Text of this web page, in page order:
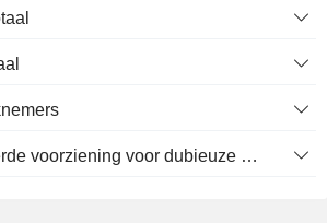
Geaccumuleerde voorziening voor dubieuze debiteuren (supplement)